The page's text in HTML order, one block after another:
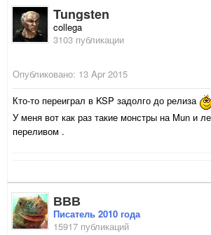
Tungsten
collega
3103 публикации
Опубликовано: 13 Apr 2015
Кто-то переиграл в KSP задолго до релиза
У меня вот как раз такие монстры на Mun и
переливом .
ВВВ
Писатель 2010 года
15917 публикаций